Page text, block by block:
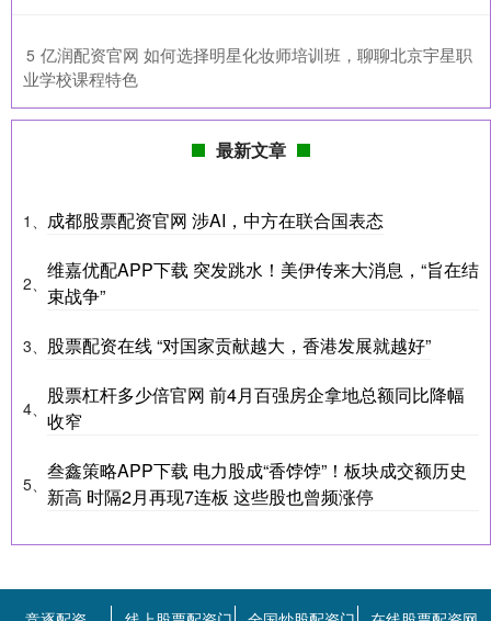
5 ​亿润配资官网 如何选择明星化妆师培训班，聊聊北京宇星职
业学校课程特色
最新文章
1、 成都股票配资官网 涉AI，中方在联合国表态
2、
维嘉优配APP下载 突发跳水！美伊传来大消息，“旨在结
束战争”
3、 股票配资在线 “对国家贡献越大，香港发展就越好”
4、
股票杠杆多少倍官网 前4月百强房企拿地总额同比降幅
收窄
5、
叁鑫策略APP下载 电力股成“香饽饽”！板块成交额历史
新高 时隔2月再现7连板 这些股也曾频涨停